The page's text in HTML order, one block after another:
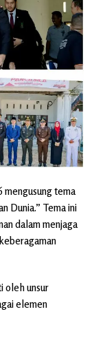
mengusung tema
Dunia.” Tema ini
dalam menjaga
oleh unsur
elemen